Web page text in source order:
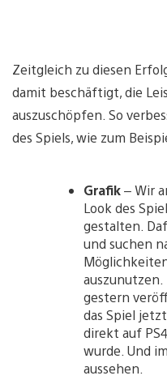
Zeitgleich zu diesen
damit beschäftigt, die
auszuschöpfen. So
des Spiels, wie zum
Grafik– Wir
Look des
gestalten.
und suchen
gestern
das Spiel
direkt auf
wurde. Und
aussehen.